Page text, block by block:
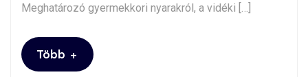
Meghatározó gyermekkori nyarakról, a vidéki […]
Több +